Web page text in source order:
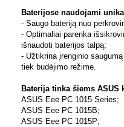
Baterijose naudojami
- Saugo bateriją nuo
- Optimaliai parenka
išnaudoti baterijos talpą;
- Užtikrina įrenginio
tiek budėjimo režime.
Baterija tinka šiems
ASUS Eee PC 1015 Series;
ASUS Eee PC 1015B;
ASUS Eee PC 1015P;